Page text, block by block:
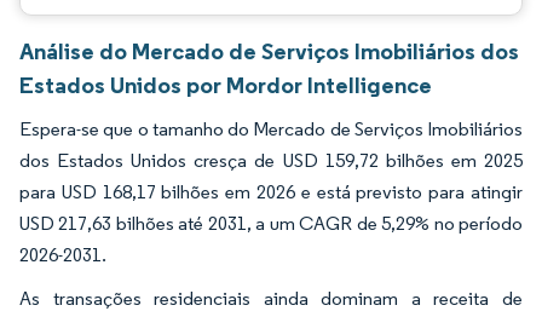
Análise do Mercado de Serviços Imobiliários dos
Estados Unidos por Mordor Intelligence
Espera-se que o tamanho do Mercado de Serviços Imobiliários
dos Estados Unidos cresça de USD 159,72 bilhões em 2025
para USD 168,17 bilhões em 2026 e está previsto para atingir
USD 217,63 bilhões até 2031, a um CAGR de 5,29% no período
2026-2031.
As transações residenciais ainda dominam a receita de